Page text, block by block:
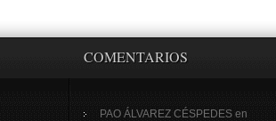
COMENTARIOS
PAO ÁLVAREZ CÉSPEDES en